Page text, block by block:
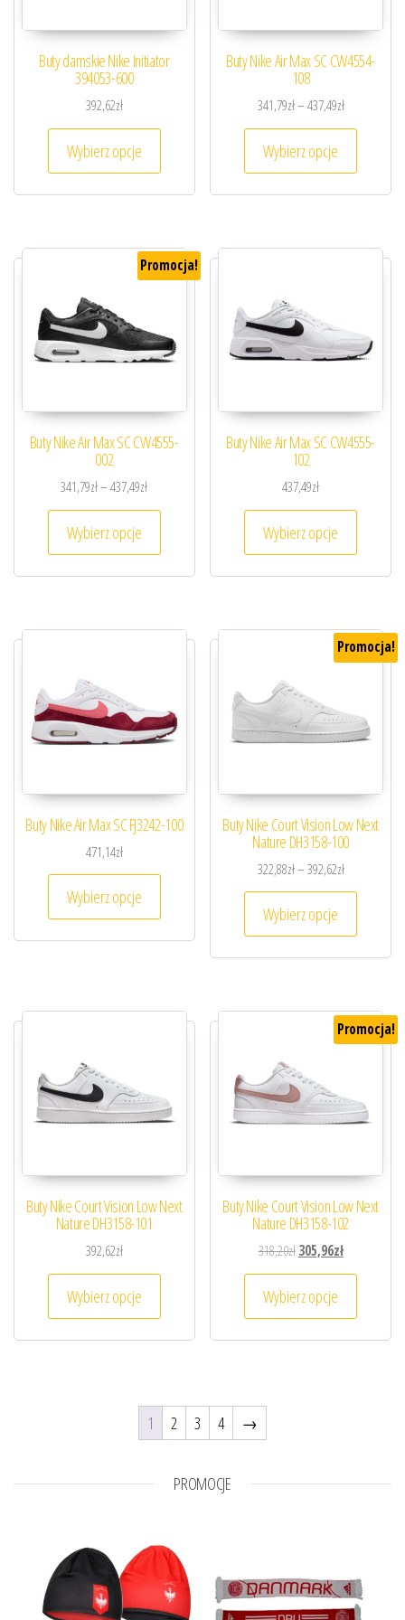
Buty damskie Nike Initiator
394053-600
392,62zł
Wybierz opcje
Ten produkt ma wiele wariantów. Opcje
Buty Nike Air Max SC CW4554-
108
341,79zł–437,49złZakres cen:
Wybierz opcje
Ten
Promocja!
Buty Nike Air Max SC CW4555-
002
341,79zł– 437,49złZakres cen: od 341,79zł do 437,49zł
Wybierz opcje
Ten produkt ma wiele wariantów. Opcje
Buty Nike Air Max SC CW4555-
102
437,49zł
Wybierz opcje
Ten
Buty Nike Air Max SC FJ3242-100
471,14zł
Wybierz opcje
Ten produkt ma wiele wariantów. Opcje
Promocja!
Buty Nike Court Vision Low Next
Nature DH3158-100
322,88zł–392,62złZakres cen:
Wybierz opcje
Ten
Buty Nike Court Vision Low Next
Nature DH3158-101
392,62zł
Wybierz opcje
Ten produkt ma wiele wariantów. Opcje
Promocja!
Buty Nike Court Vision Low Next
Nature DH3158-102
318,20zł Pierwotna cena
305,96złAktualna
Wybierz opcje
Ten
1 2 3 4 →
PROMOCJE